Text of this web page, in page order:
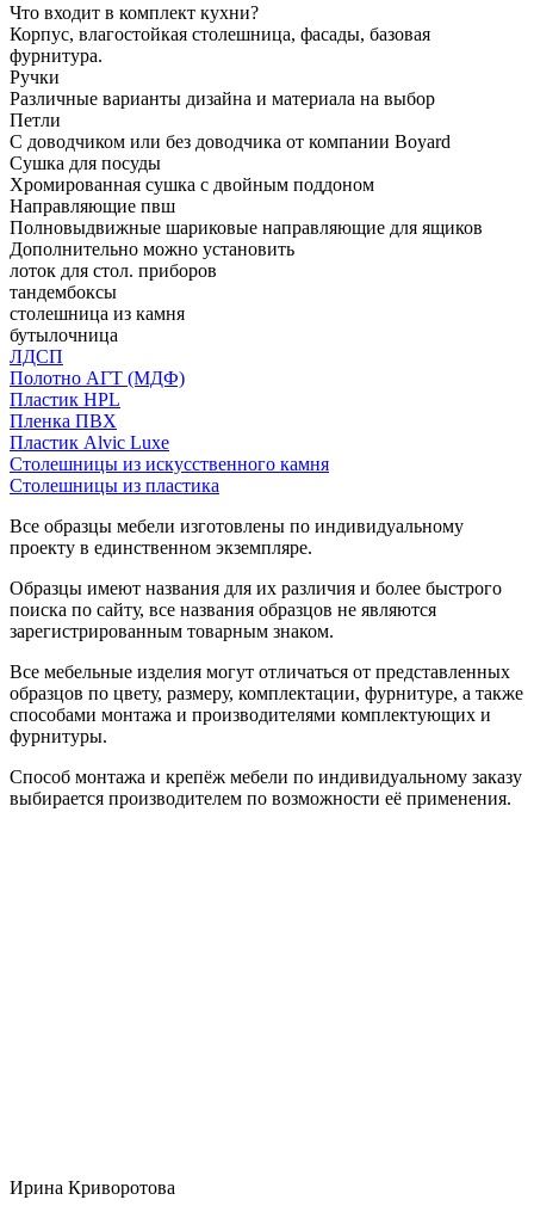
Что входит в комплект кухни?
Корпус, влагостойкая столешница, фасады, базовая
фурнитура.
Ручки
Различные варианты дизайна и материала на выбор
Петли
С доводчиком или без доводчика от компании Boyard
Сушка для посуды
Хромированная сушка с двойным поддоном
Направляющие пвш
Полновыдвижные шариковые направляющие для ящиков
Дополнительно можно установить
лоток для стол. приборов
тандембоксы
столешница из камня
бутылочница
ЛДСП
Полотно АГТ (МДФ)
Пластик HPL
Пленка ПВХ
Пластик Alvic Luxe
Столешницы из искусственного камня
Столешницы из пластика
Все образцы мебели изготовлены по индивидуальному
проекту в единственном экземпляре.
Образцы имеют названия для их различия и более быстрого
поиска по сайту, все названия образцов не являются
зарегистрированным товарным знаком.
Все мебельные изделия могут отличаться от представленных
образцов по цвету, размеру, комплектации, фурнитуре, а также
способами монтажа и производителями комплектующих и
фурнитуры.
Способ монтажа и крепёж мебели по индивидуальному заказу
выбирается производителем по возможности её применения.
Ирина Криворотова